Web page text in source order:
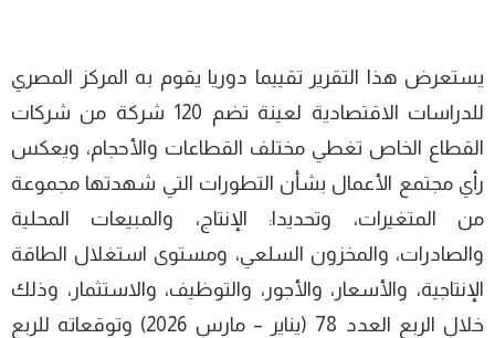
يستعرض هذا التقرير تقييما دوريا يقوم به المركز المصري
للدراسات الاقتصادية لعينة تضم 120 شركة من شركات
القطاع الخاص تغطي مختلف القطاعات والأحجام، ويعكس
رأي مجتمع الأعمال بشأن التطورات التي شهدتها مجموعة
من المتغيرات، وتحديدا: الإنتاج، والمبيعات المحلية
والصادرات، والمخزون السلعي، ومستوى استغلال الطاقة
الإنتاجية، والأسعار، والأجور، والتوظيف، والاستثمار، وذلك
خلال الربع العدد 78 (يناير – مارس 2026) وتوقعاته للربع